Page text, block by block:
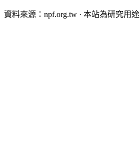
資料來源：npf.org.tw · 本站為研究用途